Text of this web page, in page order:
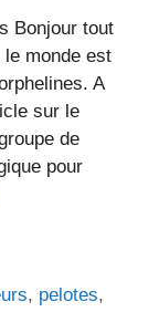
Bonjour tout
le monde est
A
sur le
de
pour
, pelotes,